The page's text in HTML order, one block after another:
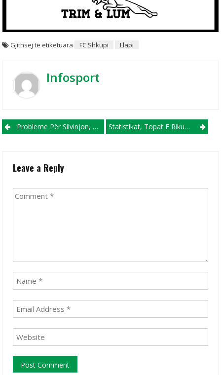
Gjithsej të etiketuara FC Shkupi Llapi
Infosport
Post navigation
Probleme Për Silvinjon, Uzuni Largohet Nga Grumbullimi, Asllani Në Dyshim Të Fortë Për Çekinë Statistikat, Topat E Rikuperuar Në Serie A, Ylber Ramadani Nuk Ka Rivalë
Leave a Reply